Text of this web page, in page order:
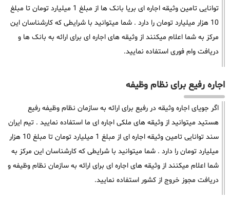
توانایی تامین وثیقه اجاره ای بریا بانک ها از مبلغ 1 میلیارد تومان تا مبلغ
10 هزار میلیارد تومان را دارد . شما میتوانید با شرایطی که کارشناسان این
مرکز به شما اعلام میکنند از وثیقه های اجاره ای برای ارائه به بانک ها و
دریافت وام فوری استفاده نمایید.
اجاره رفیع برای نظام وظیفه
اگر جویای اجاره وثیقه در رفیع برای ارائه به سازمان نظام وظیفه رفیع
هستید میتوانید از وثیقه های ملکی اجاره ای ما استفاده نمایید . تیم ایران
سند توانایی تامین وثیقه اجاره ای از مبلغ 1 میلیارد تومان تا مبلغ 10 هزار
میلیارد تومان را دارد . شما میتوانید با شرایطی که کارشناسان این مرکز به
شما اعلام میکنند از وثیقه های اجاره ای برای ارائه به سازمان نظام وظیفه و
دریافت مجوز خروج از کشور استفاده نمایید.